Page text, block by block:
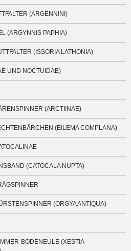
(ARGENNINI)
(ARGYNNIS PAPHIA)
(ISSORIA LATHONIA)
UND NOCTUIDAE)
(ARCTIINAE)
(EILEMA COMPLANA)
(CATOCALA NUPTA)
(ORGYA ANTIQUA)
BODENEULE (XESTIA